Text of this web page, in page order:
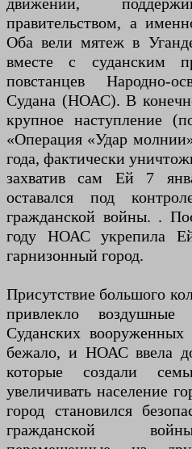
правительством, а
Оба вели мятеж в
вместе с суданским
повстанцев Народно-
Судана (НОАС). В
крупное наступление
«Операция «Удар
года, фактически
захватив сам Ей 7
оставался под
гражданской войны. .
году НОАС укрепила
гарнизонный город.
Присутствие большого
привлекло
Суданских
бежало, и НОАС ввела
которые создали
увеличивать население
город становился
гражданской